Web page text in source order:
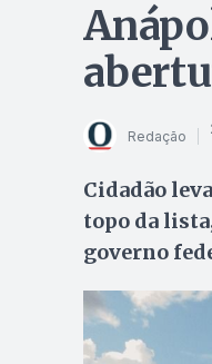
Redação
Cidadão
topo da
governo